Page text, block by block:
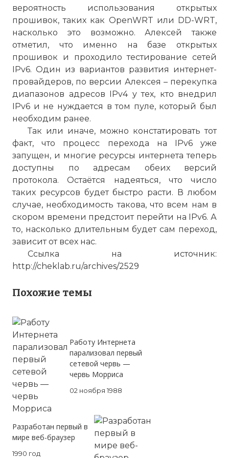
вероятность использования открытых
прошивок, таких как OpenWRT или DD-WRT,
насколько это возможно. Алексей также
отметил, что именно на базе открытых
прошивок и проходило тестирование сетей
IPv6. Один из вариантов развития интернет-
провайдеров, по версии Алексея – перекупка
диапазонов адресов IPv4 у тех, кто внедрил
IPv6 и не нуждается в том пуле, который был
необходим ранее.
Так или иначе, можно констатировать тот
факт, что процесс перехода на IPv6 уже
запущен, и многие ресурсы интернета теперь
доступны по адресам обеих версий
протокола. Остаётся надеяться, что число
таких ресурсов будет быстро расти. В любом
случае, необходимость такова, что всем нам в
скором времени предстоит перейти на IPv6. А
то, насколько длительным будет сам переход,
зависит от всех нас.
Ссылка на источник:
http://cheklab.ru/archives/2529
Похожие темы
Работу Интернета
парализовал первый
сетевой червь —
червь Морриса
02 ноября 1988
Разработан первый в
мире веб-браузер
1990 год